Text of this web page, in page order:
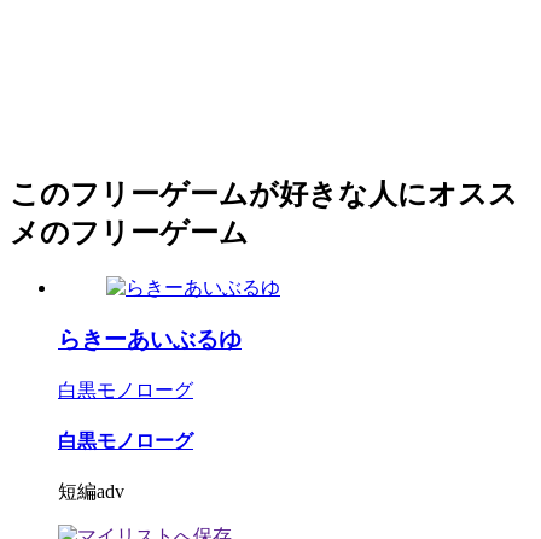
このフリーゲームが好きな人にオスス
メのフリーゲーム
らきーあいぶるゆ
白黒モノローグ
白黒モノローグ
短編adv